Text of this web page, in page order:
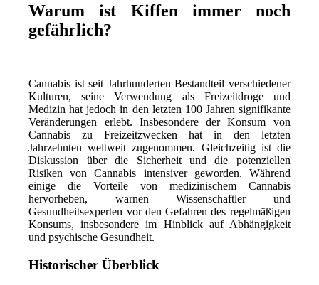
Warum ist Kiffen immer noch
gefährlich?
Cannabis ist seit Jahrhunderten Bestandteil verschiedener
Kulturen, seine Verwendung als Freizeitdroge und
Medizin hat jedoch in den letzten 100 Jahren signifikante
Veränderungen erlebt. Insbesondere der Konsum von
Cannabis zu Freizeitzwecken hat in den letzten
Jahrzehnten weltweit zugenommen. Gleichzeitig ist die
Diskussion über die Sicherheit und die potenziellen
Risiken von Cannabis intensiver geworden. Während
einige die Vorteile von medizinischem Cannabis
hervorheben, warnen Wissenschaftler und
Gesundheitsexperten vor den Gefahren des regelmäßigen
Konsums, insbesondere im Hinblick auf Abhängigkeit
und psychische Gesundheit.
Historischer Überblick